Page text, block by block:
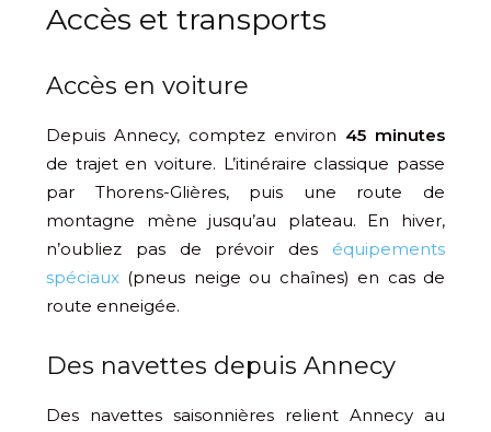
Accès et transports
Accès en voiture
Depuis Annecy, comptez environ 45 minutes
de trajet en voiture. L’itinéraire classique passe
par Thorens-Glières, puis une route de
montagne mène jusqu’au plateau. En hiver,
n’oubliez pas de prévoir des équipements
spéciaux (pneus neige ou chaînes) en cas de
route enneigée.
Des navettes depuis Annecy
Des navettes saisonnières relient Annecy au